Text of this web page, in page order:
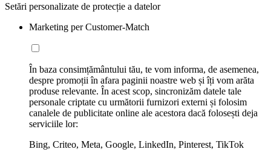
Setări personalizate de protecție a datelor
Marketing per Customer-Match
În baza consimțământului tău, te vom informa, de asemenea,
despre promoții în afara paginii noastre web și îți vom arăta
produse relevante. În acest scop, sincronizăm datele tale
personale criptate cu următorii furnizori externi și folosim
canalele de publicitate online ale acestora dacă folosești deja
serviciile lor:
Bing, Criteo, Meta, Google, LinkedIn, Pinterest, TikTok